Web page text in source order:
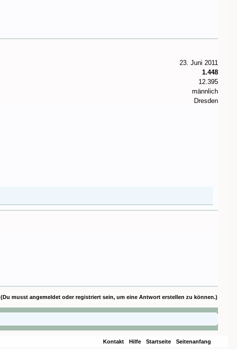
23. Juni 2011
1.448
12.395
männlich
Dresden
(Du musst angemeldet oder registriert sein, um eine Antwort erstellen zu können.)
Kontakt Hilfe Startseite Seitenanfang